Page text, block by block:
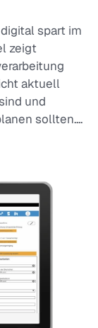
spart im
zeigt
aktuell
und
sollten....